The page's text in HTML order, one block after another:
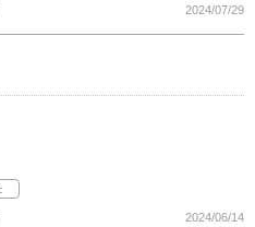
2024/07/29
2024/06/14